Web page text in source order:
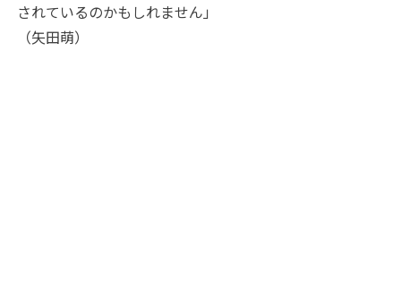
されているのかもしれません」
（矢田萌）